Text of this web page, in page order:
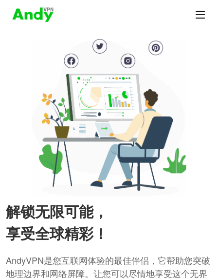
解锁无限可能，
享受全球精彩！
AndyVPN是您互联网体验的最佳伴侣，它帮助您突破
地理边界和网络屏障。让您可以尽情地享受这个无界